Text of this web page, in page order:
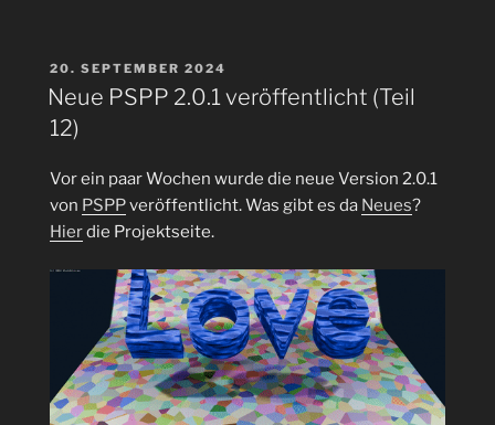
Bit
auf
einem
Raspberry
Pi
Zero
2
installieren“
VERÖFFENTLICHT
AM
20. SEPTEMBER 2024
Neue PSPP 2.0.1 veröffentlicht (Teil
12)
Vor ein paar Wochen wurde die neue Version 2.0.1
von PSPPveröffentlicht. Was gibt es da Neues?
Hierdie Projektseite.